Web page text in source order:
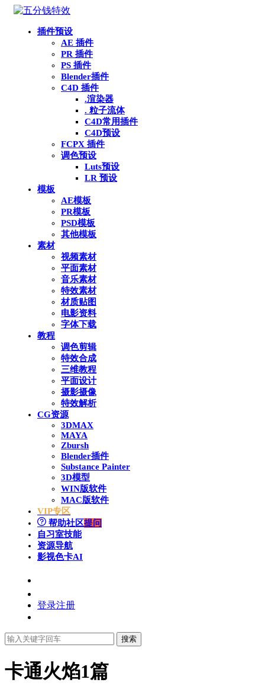
插件预设
AE 插件
PR 插件
PS 插件
Blender插件
C4D 插件
.渲染器
. 粒子流体
C4D常用插件
C4D预设
FCPX 插件
调色预设
Luts预设
LR 预设
模板
AE模板
PR模板
PSD模板
其他模板
素材
视频素材
平面素材
音乐素材
特效素材
材质贴图
电影资料
字体下载
教程
调色剪辑
特效合成
三维教程
平面设计
摄影摄像
特效解析
CG资源
3DMAX
MAYA
Zbursh
Blender插件
Substance Painter
3D模型
WIN版软件
MAC版软件
VIP专区
帮助社区提问
自习室技能
资源导航
影视色卡AI
登录注册
搜索
卡通火焰1篇